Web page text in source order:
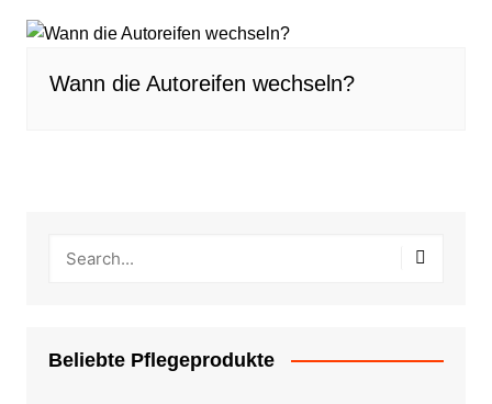
Wann die Autoreifen wechseln?
Beliebte Pflegeprodukte